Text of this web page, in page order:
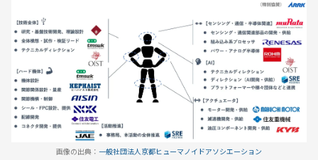
画像の出典： 一般社団法人京都ヒューマノイドアソシエーション